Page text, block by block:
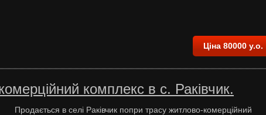
Ціна 80000 у.о.
комплекс в с. Раківчик.
Продається в селі Раківчик попри трасу житлово-комерційний